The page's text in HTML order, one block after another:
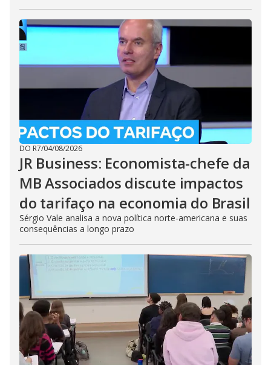
DO R7/04/08/2026
JR Business: Economista-chefe da
MB Associados discute impactos
do tarifaço na economia do Brasil
Sérgio Vale analisa a nova política norte-americana e suas
consequências a longo prazo